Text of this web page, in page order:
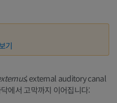
기
; external auditory canal
에서 고막까지 이어집니다: